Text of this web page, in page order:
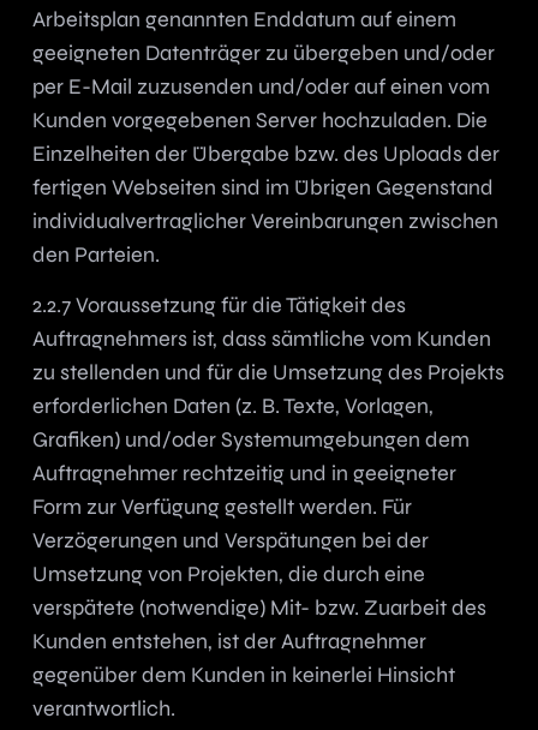
Arbeitsplan genannten Enddatum auf einem
geeigneten Datenträger zu übergeben und/oder
per E-Mail zuzusenden und/oder auf einen vom
Kunden vorgegebenen Server hochzuladen. Die
Einzelheiten der Übergabe bzw. des Uploads der
fertigen Webseiten sind im Übrigen Gegenstand
individualvertraglicher Vereinbarungen zwischen
den Parteien.
2.2.7 Voraussetzung für die Tätigkeit des
Auftragnehmers ist, dass sämtliche vom Kunden
zu stellenden und für die Umsetzung des Projekts
erforderlichen Daten (z. B. Texte, Vorlagen,
Grafiken) und/oder Systemumgebungen dem
Auftragnehmer rechtzeitig und in geeigneter
Form zur Verfügung gestellt werden. Für
Verzögerungen und Verspätungen bei der
Umsetzung von Projekten, die durch eine
verspätete (notwendige) Mit- bzw. Zuarbeit des
Kunden entstehen, ist der Auftragnehmer
gegenüber dem Kunden in keinerlei Hinsicht
verantwortlich.